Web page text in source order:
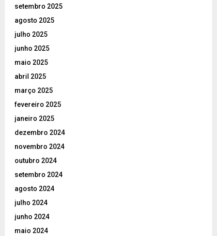
setembro 2025
agosto 2025
julho 2025
junho 2025
maio 2025
abril 2025
março 2025
fevereiro 2025
janeiro 2025
dezembro 2024
novembro 2024
outubro 2024
setembro 2024
agosto 2024
julho 2024
junho 2024
maio 2024